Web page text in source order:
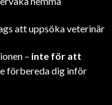
att uppsöka veterinär
– inte för att
förbereda dig inför